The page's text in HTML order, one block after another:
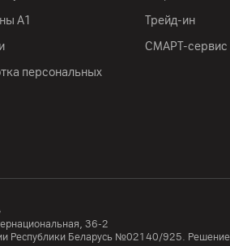
А1
персональных
Трейд-ин
СМАРТ-сервис
36-2
Республики Беларусь №02140/925.